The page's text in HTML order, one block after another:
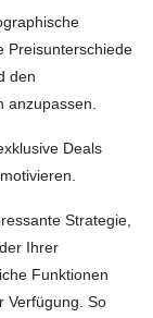
Preisunterschiede
den
Deals
Strategie,
Ihrer
Funktionen
Verfügung. So